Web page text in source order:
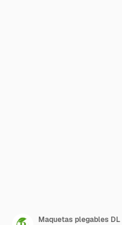
Maquetas plegables DL